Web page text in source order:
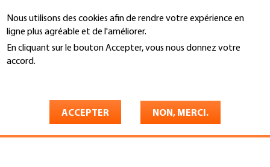
Nous utilisons des cookies afin de rendre votre expérience en
ligne plus agréable et de l'améliorer.
En cliquant sur le bouton Accepter, vous nous donnez votre
accord.
ACCEPTER NON, MERCI.
au
contenu
principal
Recherche
You